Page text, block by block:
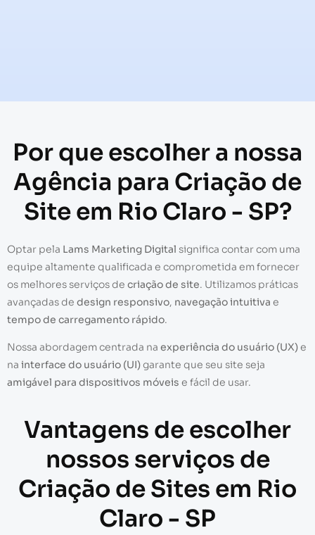
Por que escolher a nossa
Agência para Criação de
Site em Rio Claro - SP?
Optar pela Lams Marketing Digital significa contar com uma
equipe altamente qualificada e comprometida em fornecer
os melhores serviços de criação de site. Utilizamos práticas
avançadas de design responsivo, navegação intuitiva e
tempo de carregamento rápido.
Nossa abordagem centrada na experiência do usuário (UX)e
na interface do usuário (UI)garante que seu site seja
amigável para dispositivos móveis e fácil de usar.
Vantagens de escolher
nossos serviços de
Criação de Sites em Rio
Claro - SP